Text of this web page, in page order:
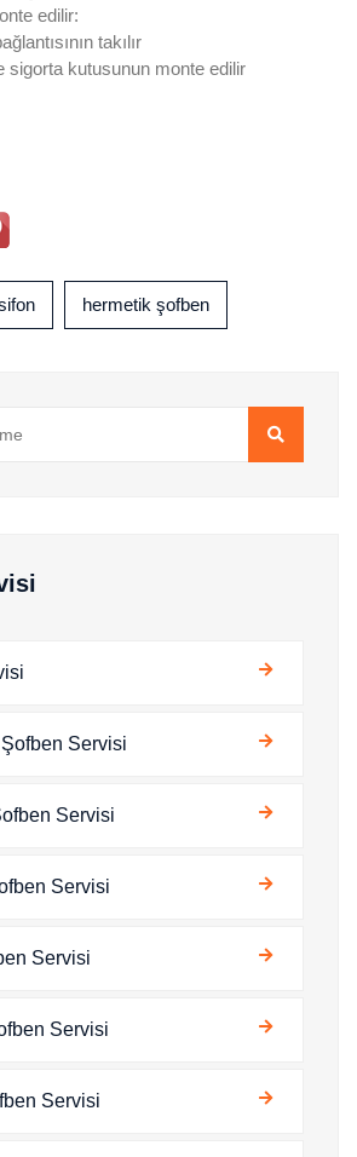
edilir:
takılır
sigorta kutusunun monte edilir
hermetik şofben
Servisi
Servisi
Servisi
Servisi
Servisi
Servisi